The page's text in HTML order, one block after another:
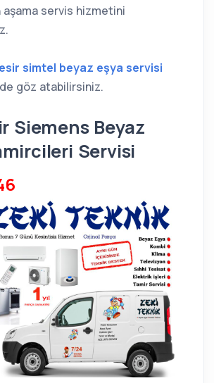
servis hizmetini
simtel beyaz eşya servisi
göz atabilirsiniz.
Siemens Beyaz
Servisi